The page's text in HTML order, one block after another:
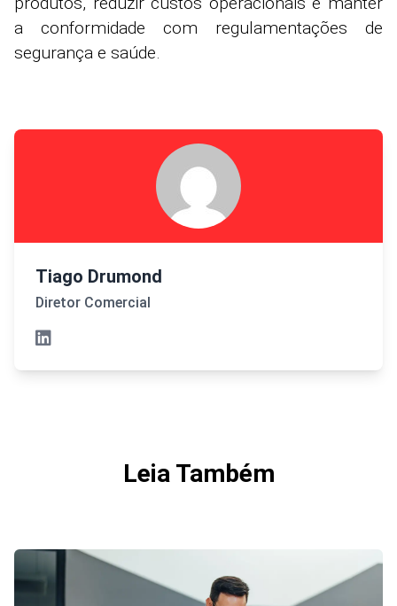
a conformidade com regulamentações de
segurança e saúde.
Tiago Drumond
Diretor Comercial
Leia Também